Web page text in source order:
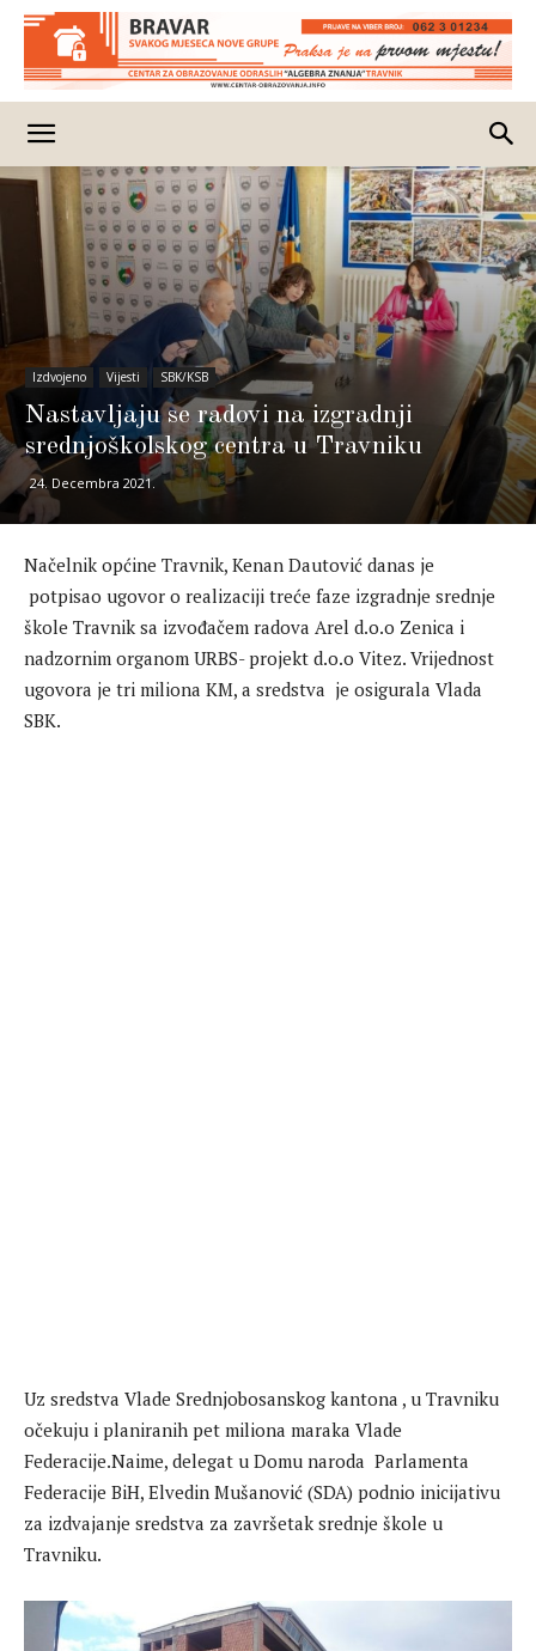
Izdvojeno Vijesti SBK/KSB
Nastavljaju se radovi na izgradnji
srednjoškolskog centra u Travniku
24. Decembra 2021.
Načelnik općine Travnik, Kenan Dautović danas je
potpisao ugovor o realizaciji treće faze izgradnje srednje
škole Travnik sa izvođačem radova Arel d.o.o Zenica i
nadzornim organom URBS- projekt d.o.o Vitez. Vrijednost
ugovora je tri miliona KM, a sredstva je osigurala Vlada
SBK.
Uz sredstva Vlade Srednjobosanskog kantona , u Travniku
očekuju i planiranih pet miliona maraka Vlade
Federacije.Naime, delegat u Domu naroda Parlamenta
Federacije BiH, Elvedin Mušanović (SDA) podnio inicijativu
za izdvajanje sredstva za završetak srednje škole u
Travniku.